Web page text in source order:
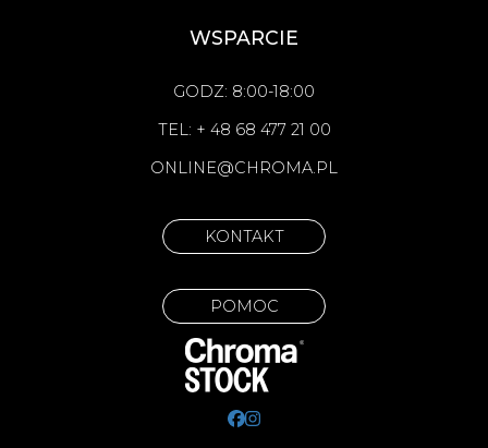
WSPARCIE
GODZ: 8:00-18:00
TEL: + 48 68 477 21 00
ONLINE@CHROMA.PL
KONTAKT
POMOC